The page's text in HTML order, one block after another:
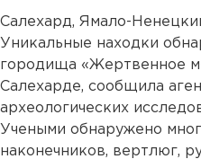
Салехард, Ямало-
Уникальные находки
городища «Жертвенное
Салехарде, сообщила
археологических
Учеными обнаружено
наконечников, вертлюг,